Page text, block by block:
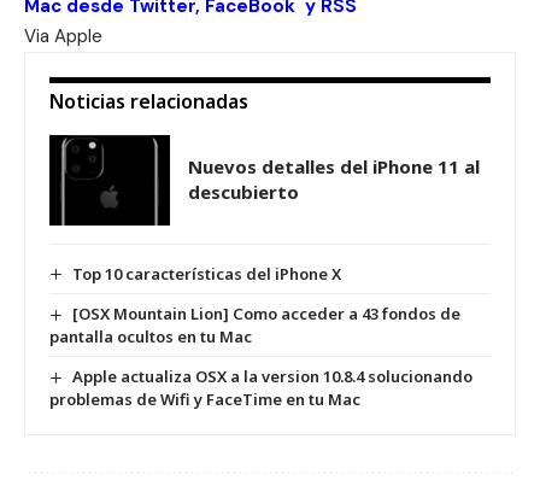
Mac desde Twitter, FaceBook y RSS
Via Apple
Noticias relacionadas
Nuevos detalles del iPhone 11 al
descubierto
Top 10 características del iPhone X
[OSX Mountain Lion] Como acceder a 43 fondos de
pantalla ocultos en tu Mac
Apple actualiza OSX a la version 10.8.4 solucionando
problemas de Wifi y FaceTime en tu Mac